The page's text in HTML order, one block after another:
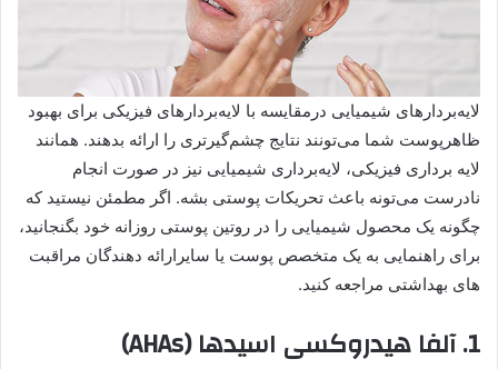
لایه‌بردارهای شیمیایی درمقایسه با لایه‌بردارهای فیزیکی برای بهبود
ظاهرپوست شما می‌تونند نتایج چشم‌گیرتری را ارائه بدهند. همانند
لایه برداری فیزیکی، لایه‌برداری شیمیایی نیز در صورت انجام
نادرست می‌تونه باعث تحریکات پوستی بشه. اگر مطمئن نیستید که
چگونه یک محصول شیمیایی را در روتین پوستی روزانه خود بگنجانید،
برای راهنمایی به یک متخصص پوست یا سایرارائه دهندگان مراقبت
های بهداشتی مراجعه کنید.
1. آلفا هیدروکسی اسیدها (AHAs)